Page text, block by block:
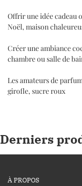
Offrir une idée cadeau
Noël, maison
Créer une ambiance
chambre ou salle de
Les amateurs de
girofle, sucre roux
Derniers
À PROPOS